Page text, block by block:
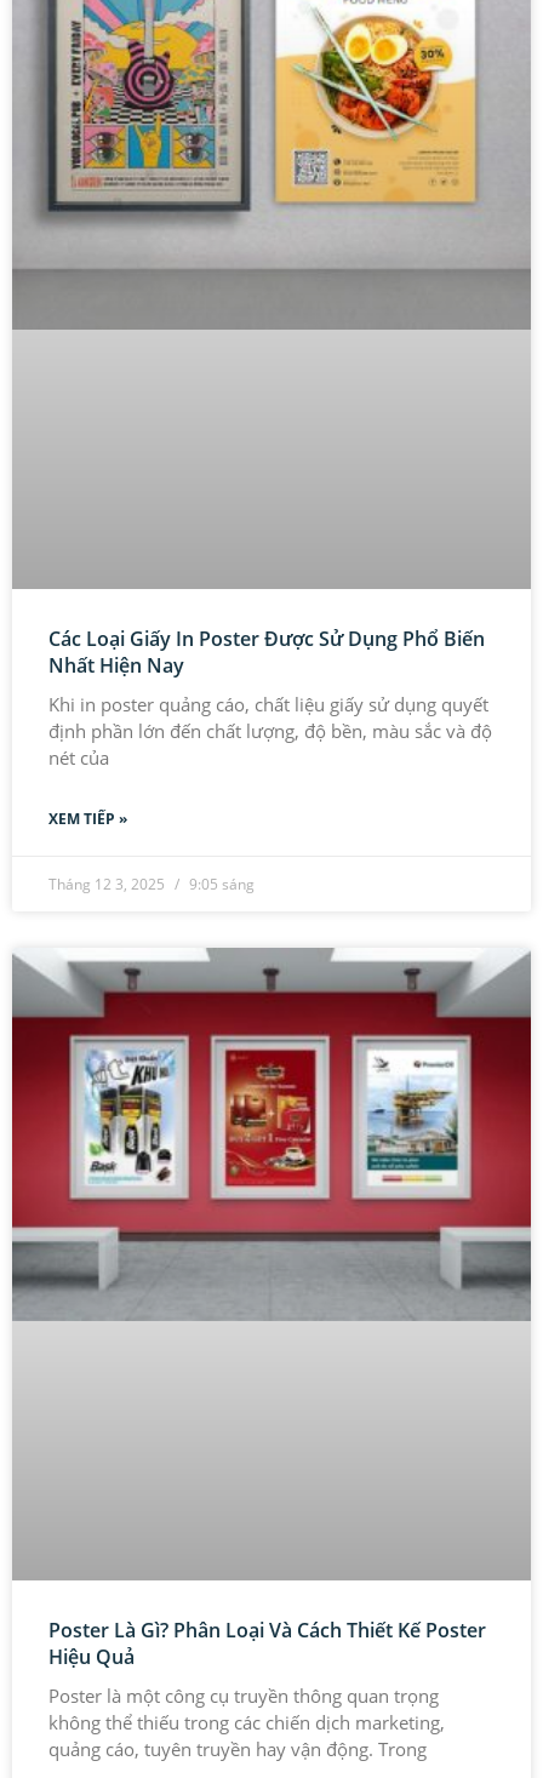
Các Loại Giấy In Poster Được Sử Dụng Phổ Biến
Nhất Hiện Nay
Khi in poster quảng cáo, chất liệu giấy sử dụng quyết
định phần lớn đến chất lượng, độ bền, màu sắc và độ
nét của
XEM TIẾP »
Tháng 12 3, 2025 9:05 sáng
Poster Là Gì? Phân Loại Và Cách Thiết Kế Poster
Hiệu Quả
Poster là một công cụ truyền thông quan trọng
không thể thiếu trong các chiến dịch marketing,
quảng cáo, tuyên truyền hay vận động. Trong